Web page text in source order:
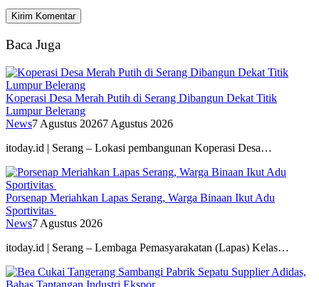
Baca Juga
Koperasi Desa Merah Putih di Serang Dibangun Dekat Titik
Lumpur Belerang
News7 Agustus 20267 Agustus 2026
itoday.id | Serang – Lokasi pembangunan Koperasi Desa…
Porsenap Meriahkan Lapas Serang, Warga Binaan Ikut Adu
Sportivitas
News7 Agustus 2026
itoday.id | Serang – Lembaga Pemasyarakatan (Lapas) Kelas…